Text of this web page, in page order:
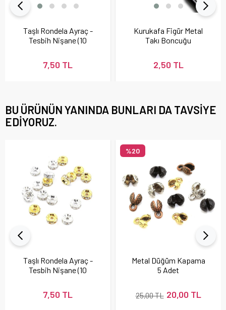
Taşlı Rondela Ayraç -
Tesbih Nişane (10
7,50 TL
Kurukafa Figür Metal
Takı Boncuğu
2,50 TL
BU ÜRÜNÜN YANINDA BUNLARI DA TAVSIYE
EDIYORUZ.
Taşlı Rondela Ayraç -
Tesbih Nişane (10
7,50 TL
Metal Düğüm Kapama
5 Adet
20,00 TL
25,00 TL
%20